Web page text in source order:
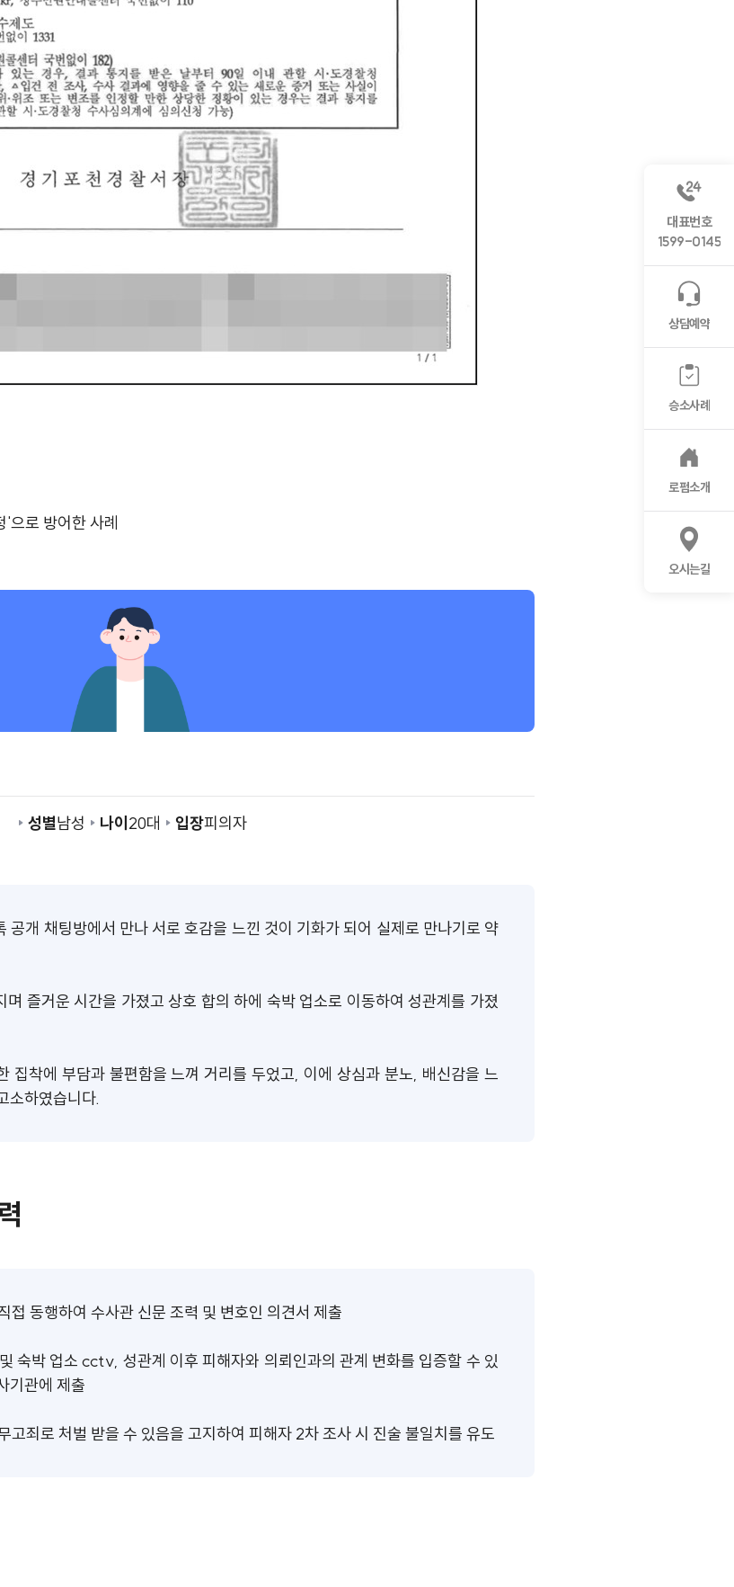
대표번호
1599-0145
상담예약
승소사례
로펌소개
오시는길
으로 방어한 사례
성별남성 나이20대 입장피의자
공개 채팅방에서 만나 서로 호감을 느낀 것이 기화가 되어 실제로 만나기로 약
즐거운 시간을 가졌고 상호 합의 하에 숙박 업소로 이동하여 성관계를 가졌
집착에 부담과 불편함을 느껴 거리를 두었고, 이에 상심과 분노, 배신감을 느
소하였습니다.
접 동행하여 수사관 신문 조력 및 변호인 의견서 제출
숙박 업소 cctv, 성관계 이후 피해자와 의뢰인과의 관계 변화를 입증할 수 있
기관에 제출
고죄로 처벌 받을 수 있음을 고지하여 피해자 2차 조사 시 진술 불일치를 유도